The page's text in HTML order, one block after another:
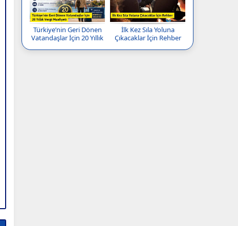
Türkiye’nin Geri Dönen
Vatandaşlar İçin 20 Yıllık
İlk Kez Sıla Yoluna
Çıkacaklar İçin Rehber